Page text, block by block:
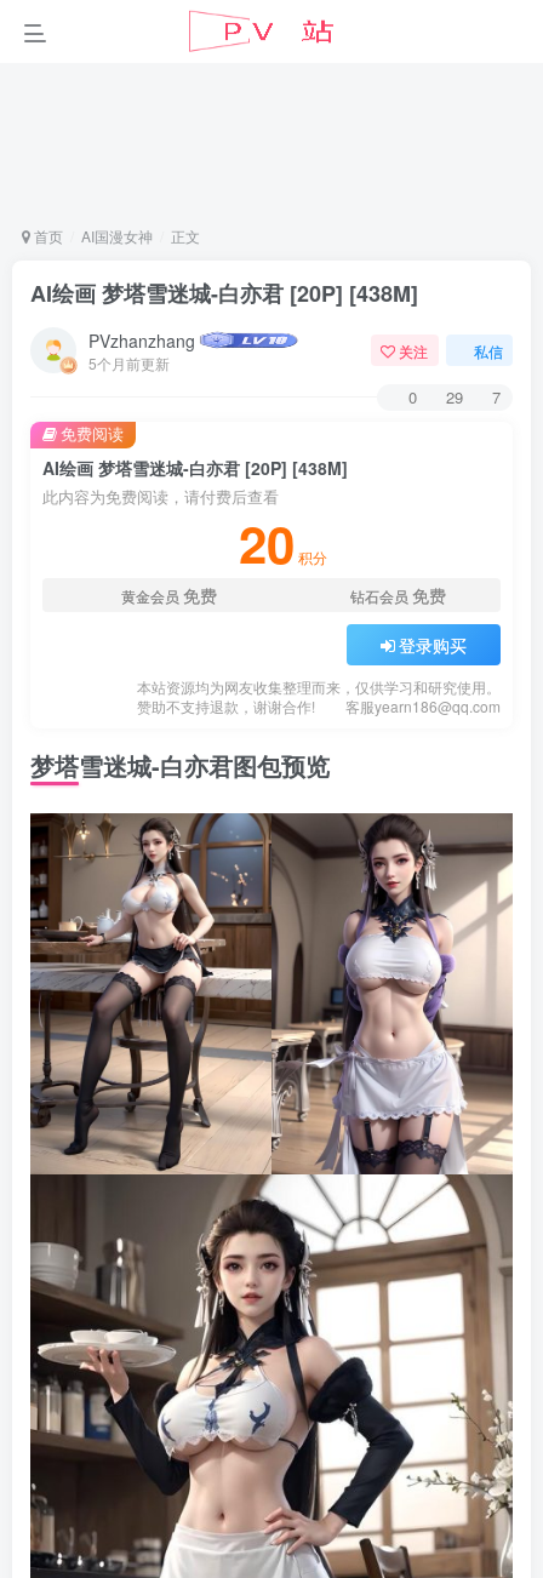
首页 AI国漫女神 正文
AI绘画 梦塔雪迷城-白亦君 [20P] [438M]
PVzhanzhang
5个月前更新
关注 私信
0 29 7
AI绘画 梦塔雪迷城-白亦君 [20P] [438M]
此内容为免费阅读，请付费后查看
20 积分
黄金会员 免费 钻石会员 免费
登录购买
本站资源均为网友收集整理而来，仅供学习和研究使用。
赞助不支持退款，谢谢合作!
客服yearn186@qq.com
免费阅读
梦塔雪迷城-白亦君图包预览